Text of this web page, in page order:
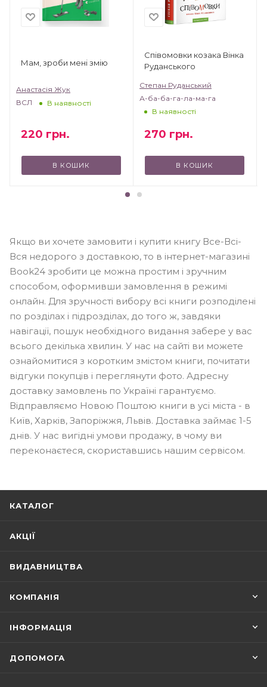
Мам, зроби мені змію
Анастасія Жук
ВСЛ
В наявності
220 грн.
В КОШИК
Співомовки козака Вінка
Руданського
Степан Руданський
А-ба-ба-га-ла-ма-га
В наявності
270 грн.
В КОШИК
Якщо ви хочете замовити і купити книгу Все-Всi-
Вся недорого з доставкою, то в інтернет-магазині
Book24 зробити це можна простим і зручним
способом, оформивши замовлення в режимі
онлайн. Для зручності вибору всі книги розподілені
по розділах і підрозділах, до того ж, завдяки
навігації, пошук необхідного видання забере у вас
всього декілька хвилин. У нас на сайті ви можете
ознайомитися з коротким змістом книги, почитати
відгуки покупців і переглянути фото. Адресну
доставку замовлень по Україні гарантуємо.
Відправляємо Новою Поштою книги в усі міста - в
Київ, Харків, Запоріжжя, Львів. Доставка займає 1-5
днів. У нас вигідні умови продажу, в чому ви
переконаєтеся, скориставшись нашим сервісом.
КАТАЛОГ
АКЦІЇ
ВИДАВНИЦТВА
КОМПАНІЯ
ІНФОРМАЦІЯ
ДОПОМОГА